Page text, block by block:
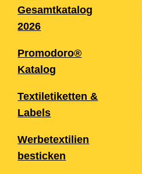
Gesamtkatalog
2026
Promodoro®
Katalog
Textiletiketten &
Labels
Werbetextilien
besticken